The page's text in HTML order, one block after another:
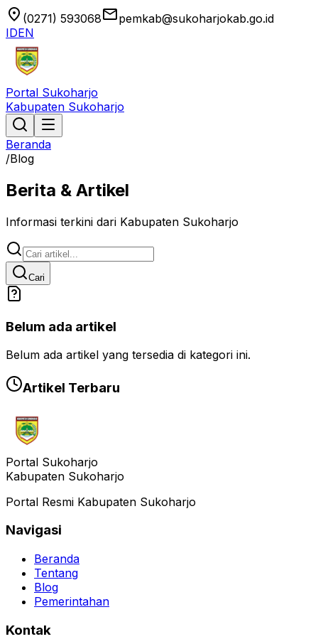
location_on (0271) 593068emailpemkab@sukoharjokab.go.id
IDEN
Portal Sukoharjo
Kabupaten Sukoharjo
Beranda
/Blog
Berita & Artikel
Informasi terkini dari Kabupaten Sukoharjo
Cari
Belum ada artikel
Belum ada artikel yang tersedia di kategori ini.
Artikel Terbaru
Portal Sukoharjo
Kabupaten Sukoharjo
Portal Resmi Kabupaten Sukoharjo
Navigasi
Beranda
Tentang
Blog
Pemerintahan
Kontak